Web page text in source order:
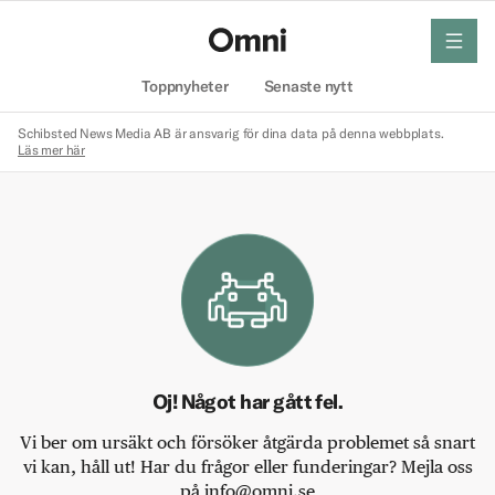
Toppnyheter Senaste nytt
meny
Schibsted News Media AB är ansvarig för dina data på denna webbplats.
Läs mer här
Oj! Något har gått fel.
Vi ber om ursäkt och försöker åtgärda problemet så snart
vi kan, håll ut! Har du frågor eller funderingar? Mejla oss